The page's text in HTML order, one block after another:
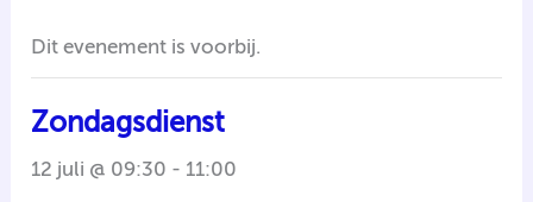
Dit evenement is voorbij.
Zondagsdienst
12 juli @ 09:30 - 11:00